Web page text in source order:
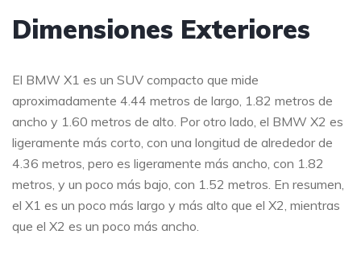
Dimensiones Exteriores
El BMW X1 es un SUV compacto que mide
aproximadamente 4.44 metros de largo, 1.82 metros de
ancho y 1.60 metros de alto. Por otro lado, el BMW X2 es
ligeramente más corto, con una longitud de alrededor de
4.36 metros, pero es ligeramente más ancho, con 1.82
metros, y un poco más bajo, con 1.52 metros. En resumen,
el X1 es un poco más largo y más alto que el X2, mientras
que el X2 es un poco más ancho.